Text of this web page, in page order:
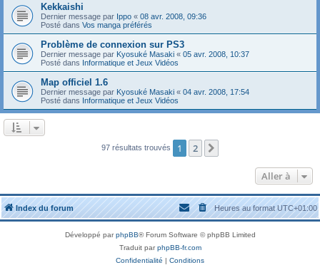
Kekkaishi
Dernier message par Ippo « 08 avr. 2008, 09:36
Posté dans Vos manga préférés
Problème de connexion sur PS3
Dernier message par Kyosuké Masaki « 05 avr. 2008, 10:37
Posté dans Informatique et Jeux Vidéos
Map officiel 1.6
Dernier message par Kyosuké Masaki « 04 avr. 2008, 17:54
Posté dans Informatique et Jeux Vidéos
97 résultats trouvés 1 2
Aller à
Index du forum Heures au formatUTC+01:00
Développé parphpBB® Forum Software © phpBB Limited
Traduit parphpBB-fr.com
Confidentialité | Conditions